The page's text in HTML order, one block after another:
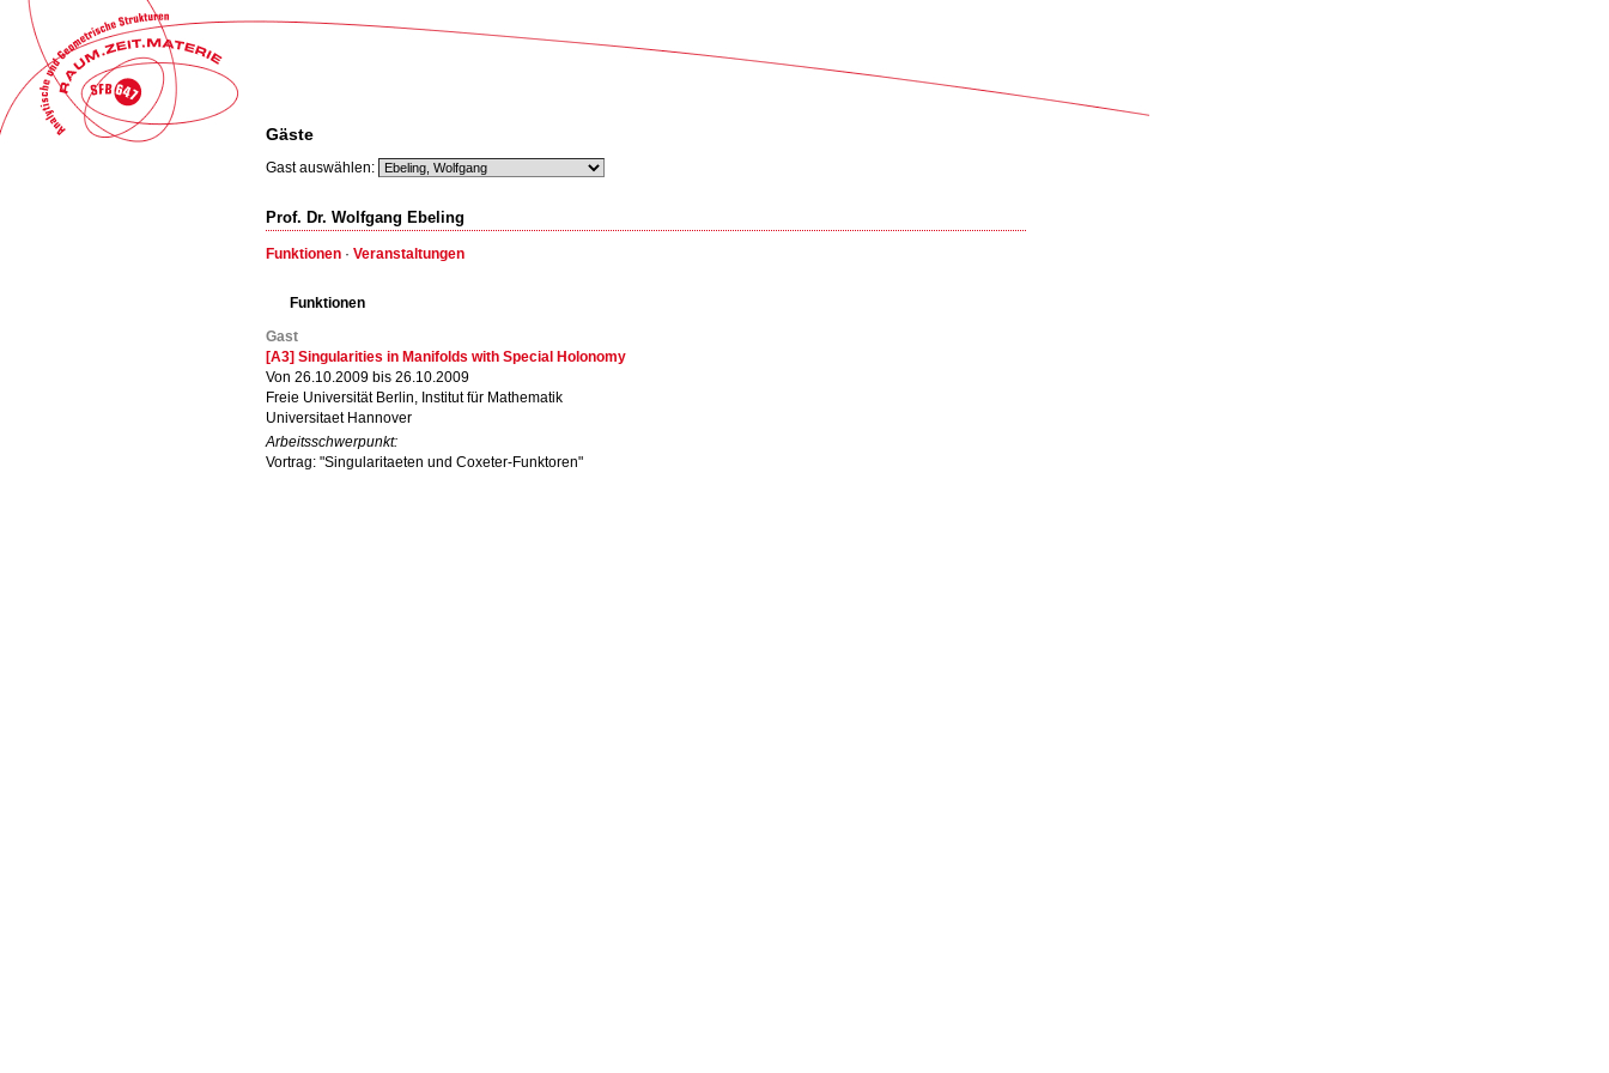
Gäste
Gast auswählen:
Prof. Dr. Wolfgang Ebeling
Funktionen · Veranstaltungen
Funktionen
Gast
[A3] Singularities in Manifolds with Special Holonomy
Von 26.10.2009 bis 26.10.2009
Freie Universität Berlin, Institut für Mathematik
Universitaet Hannover
Arbeitsschwerpunkt:
Vortrag: "Singularitaeten und Coxeter-Funktoren"